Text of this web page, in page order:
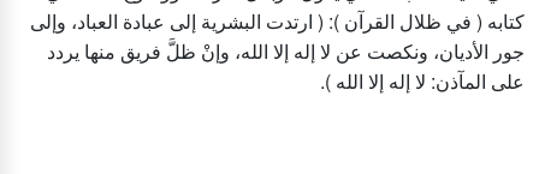
كتابه ( في ظلال القرآن ): ( ارتدت البشرية إلى عبادة العباد، وإلى
جور الأديان، ونكصت عن لا إله إلا الله، وإنْ ظلَّ فريق منها يردد
على المآذن: لا إله إلا الله ).